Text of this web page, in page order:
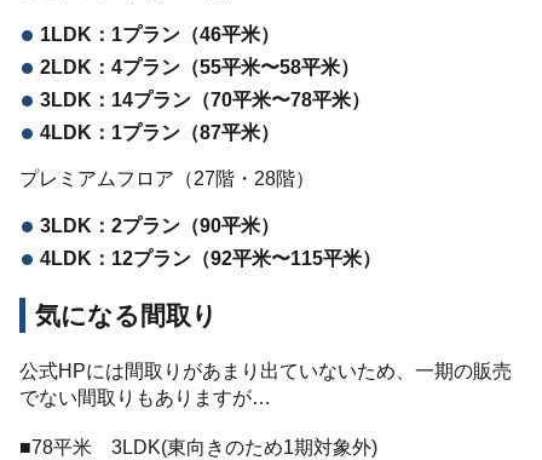
1LDK：1プラン（46平米）
2LDK：4プラン（55平米〜58平米）
3LDK：14プラン（70平米〜78平米）
4LDK：1プラン（87平米）
プレミアムフロア（27階・28階）
3LDK：2プラン（90平米）
4LDK：12プラン（92平米〜115平米）
気になる間取り
公式HPには間取りがあまり出ていないため、一期の販売
でない間取りもありますが…
■78平米 3LDK(東向きのため1期対象外)